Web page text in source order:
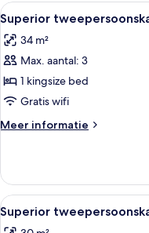
eenpersoonsbedden,
balkon
Alle
foto's
voor
Superior
tweepersoonskamer,
balkon
laden
5
Superior
34 m²
Max. aantal: 3
1 kingsize bed
Gratis wifi
Meer informatie
Meer
tweepersoonskamer,
balkon
Alle
foto's
4
Superior